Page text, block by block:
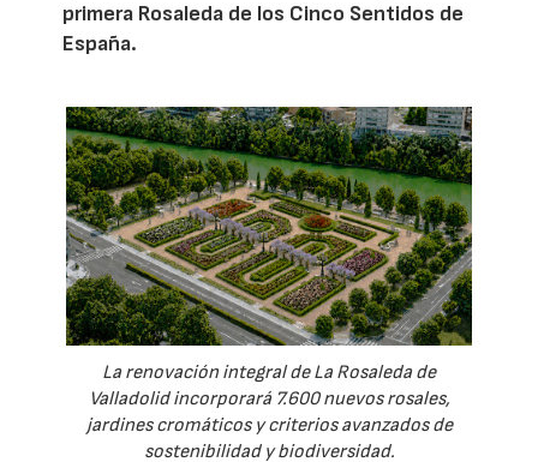
primera Rosaleda de los Cinco Sentidos de
España.
La renovación integral de La Rosaleda de
Valladolid incorporará 7.600 nuevos rosales,
jardines cromáticos y criterios avanzados de
sostenibilidad y biodiversidad.